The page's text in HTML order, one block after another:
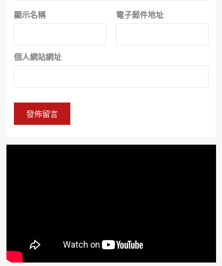
顯示名稱 電子郵件地址
個人網站網址